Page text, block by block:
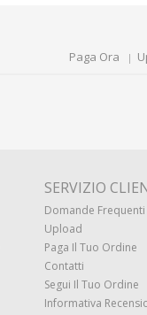
Paga Ora
SERVIZIO
Domande Frequenti
Upload
Paga Il Tuo Ordine
Contatti
Segui Il Tuo Ordine
Informativa